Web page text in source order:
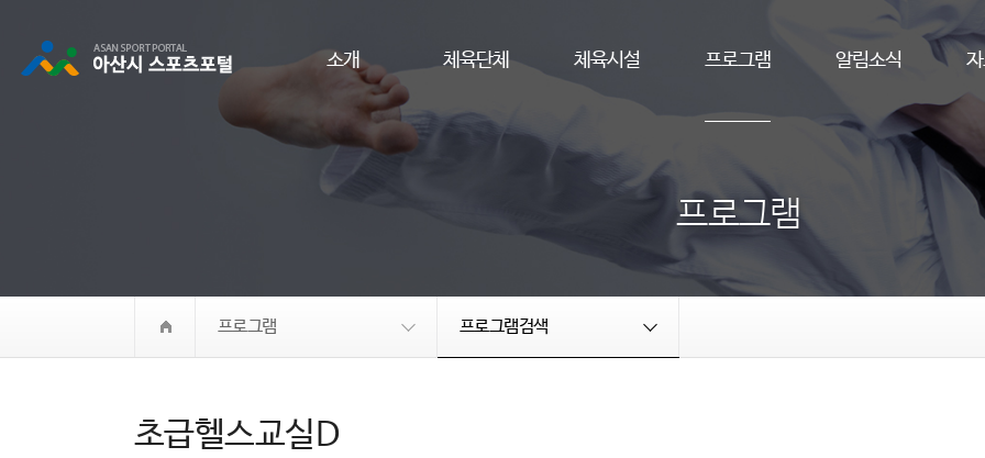
소개 체육단체 체육시설 프로그램 알림소식
프로그램
프로그램 프로그램검색
초급헬스교실D